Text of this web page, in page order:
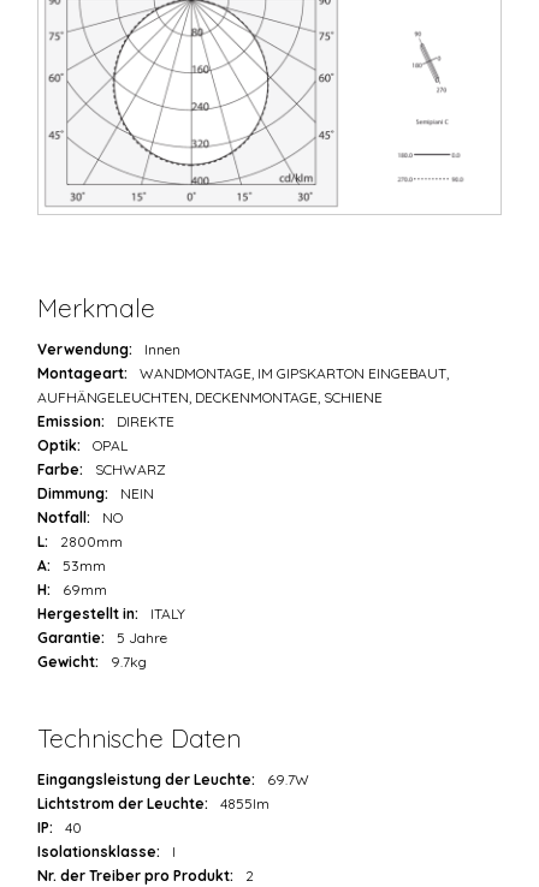
Merkmale
Verwendung:
Innen
Montageart:
WANDMONTAGE, IM GIPSKARTON EINGEBAUT,
AUFHÄNGELEUCHTEN, DECKENMONTAGE, SCHIENE
Emission:
DIREKTE
Optik:
OPAL
Farbe:
SCHWARZ
Dimmung:
NEIN
Notfall:
NO
L:
2800mm
A:
53mm
H:
69mm
Hergestellt in:
ITALY
Garantie:
5 Jahre
Gewicht:
9.7kg
Technische Daten
Eingangsleistung der Leuchte:
69.7W
Lichtstrom der Leuchte:
4855lm
IP:
40
Isolationsklasse:
I
Nr. der Treiber pro Produkt:
2